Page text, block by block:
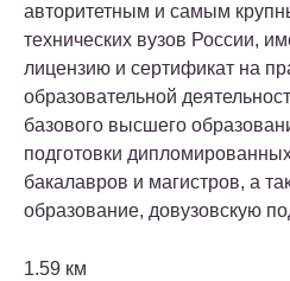
авторитетным и самым
технических вузов России,
лицензию и сертификат на
образовательной
базового высшего
подготовки
бакалавров и магистров, а
образование, довузовскую
1.59 км